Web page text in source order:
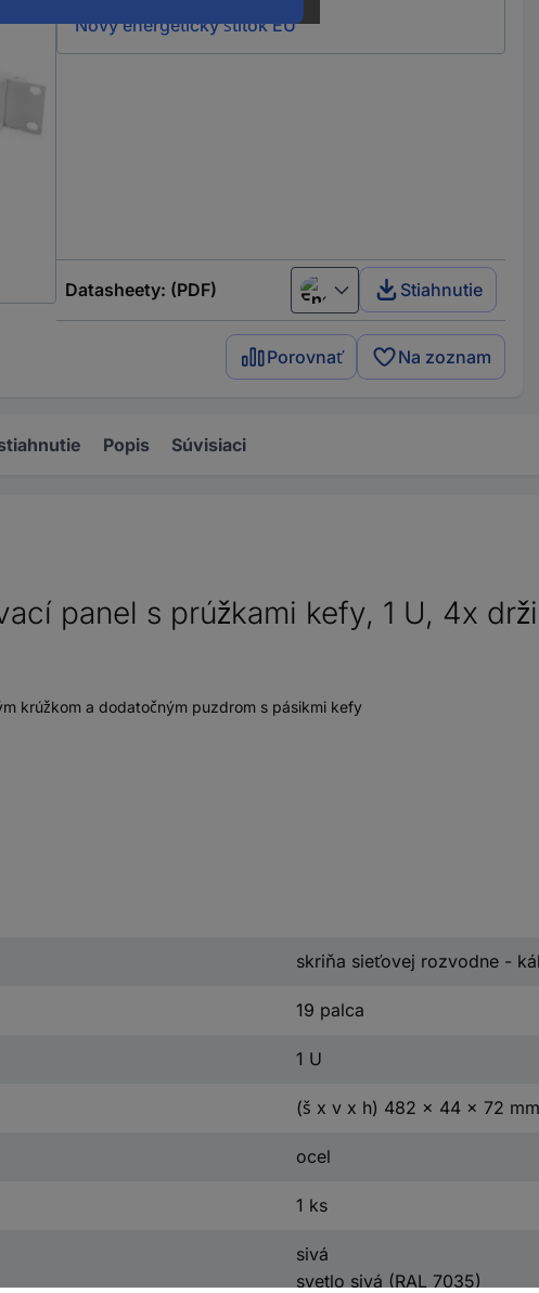
Nový energetický štítok EÚ
Datasheety: (PDF) English Stiahnutie
Porovnať Na zoznam
Popis Súvisiaci
panel s prúžkami kefy, 1 U, 4x
krúžkom a dodatočným puzdrom s pásikmi kefy
skriňa sieťovej rozvodne -
19 palca
1 U
(š x v x h) 482 x 44 x 72 mm
ocel
1 ks
sivá
svetlo sivá (RAL 7035)